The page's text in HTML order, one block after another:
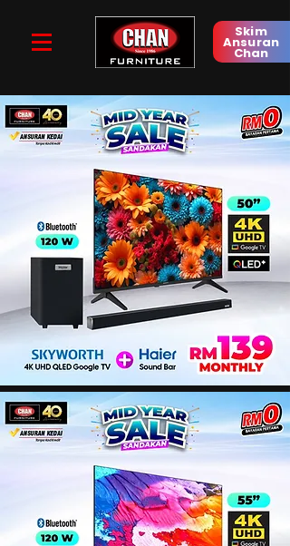
Skim
Ansuran
Chan